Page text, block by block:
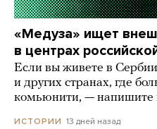
«Медуза» ищет
в центрах
Если вы живете в
и других странах, где
комьюнити, — напишите
ИСТОРИИ 13 дней назад